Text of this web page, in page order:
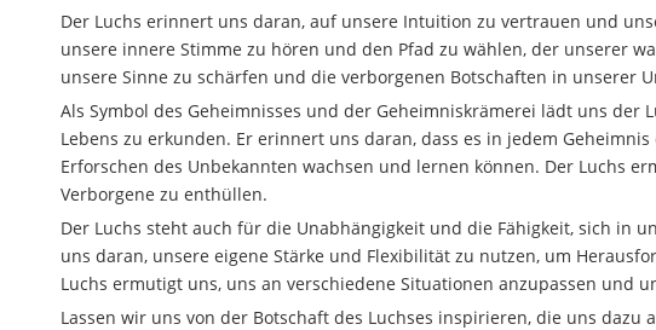
Der Luchs erinnert uns daran, auf unsere Intuition zu vertrauen und
unsere innere Stimme zu hören und den Pfad zu wählen, der unserer
unsere Sinne zu schärfen und die verborgenen Botschaften in unserer
Als Symbol des Geheimnisses und der Geheimniskrämerei lädt uns der
Lebens zu erkunden. Er erinnert uns daran, dass es in jedem
Erforschen des Unbekannten wachsen und lernen können. Der Luchs
Verborgene zu enthüllen.
Der Luchs steht auch für die Unabhängigkeit und die Fähigkeit, sich in
uns daran, unsere eigene Stärke und Flexibilität zu nutzen, um
Luchs ermutigt uns, uns an verschiedene Situationen anzupassen und
Lassen wir uns von der Botschaft des Luchses inspirieren, die uns